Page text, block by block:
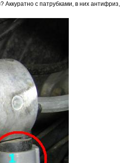
Аккуратно с патрубками, в них